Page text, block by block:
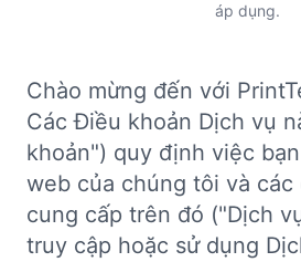
áp dụng.
Chào mừng đến với
Các Điều khoản Dịch vụ
khoản") quy định việc
web của chúng tôi và các
cung cấp trên đó ("Dịch
truy cập hoặc sử dụng